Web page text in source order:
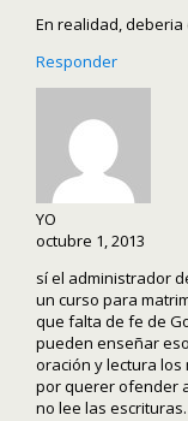
En realidad,
Responder
YO
octubre 1, 2013
sí el administrador
un curso para
que falta de fe de
pueden enseñar
oración y lectura los
por querer ofender
no lee las escrituras.